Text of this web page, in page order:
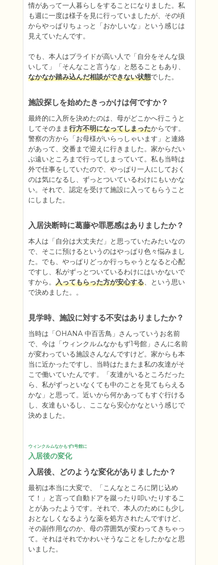
情があって一人暮らしをすることになりました。私
も週に一度は様子を見に行っていましたが、その頃
からやっぱりちょっと「おかしいな」という感じは
見えていたんです。
でも、本人はプライドが高い人で「自分をそんな扱
いして」「そんなこと言うな」と怒ることもあり、
なかなか踏み込んだ相談ができない状態でした。
施設探しを始めたきっかけは何ですか？
最終的に入所を決めたのは、母がどこかへ行こうと
してそのまま行方不明になってしまったからです。
警察の方から「お母様がいらっしゃいます」と連絡
があって、交番まで迎えに行きました。家からだい
ぶ遠いところまで行ってしまっていて。私も当時は
外で仕事をしていたので、やっぱり一人にしておく
のは気になるし、ずっとついているわけにもいかな
い。それで、認定を受けて施設に入ってもらうこと
にしました。
入居決断時に葛藤や罪悪感はありましたか？
本人は「自分は大丈夫だ」と思っていたみたいなの
で、そこに預けるというのはやっぱり色々悩みまし
た。でも、やっぱりどっか行っちゃうとなると心配
ですし、私がずっとついているわけにはいかないで
すから。 入ってもらった方が安心する、という思い
で決めました。。
見学時、施設に対する不安はありましたか？
当時は「OHANA 中百舌鳥」さんっていうお名前
で、今は「ウィンクルムなかもず1号館」さんに名前
が変わっている施設さんなんですけど。家からも本
当に近かったですし、当時はたまたま私の友達がそ
こで働いていたんです。「友達がいるところだった
ら、私がずっといなくても中のことを見てもらえる
かな」と思って。近いから何かあってもすぐ行ける
し、友達もいるし、ここなら安心かなという感じで
決めました。
ウィンクルムなかもず1号館に
入居後の変化
入居後、どのような変化がありましたか？
最初は本当に大変で、「こんなところに閉じ込め
て！」と言って自動ドアを蹴ったり叩いたりするこ
とがあったようです。それで、本人のためにも少し
おとなしくなるような薬を処方されたんですけど、
その副作用なのか、母の雰囲気が変わってきちゃっ
て。それはそれでかわいそうなことをしたかなと思
いました。